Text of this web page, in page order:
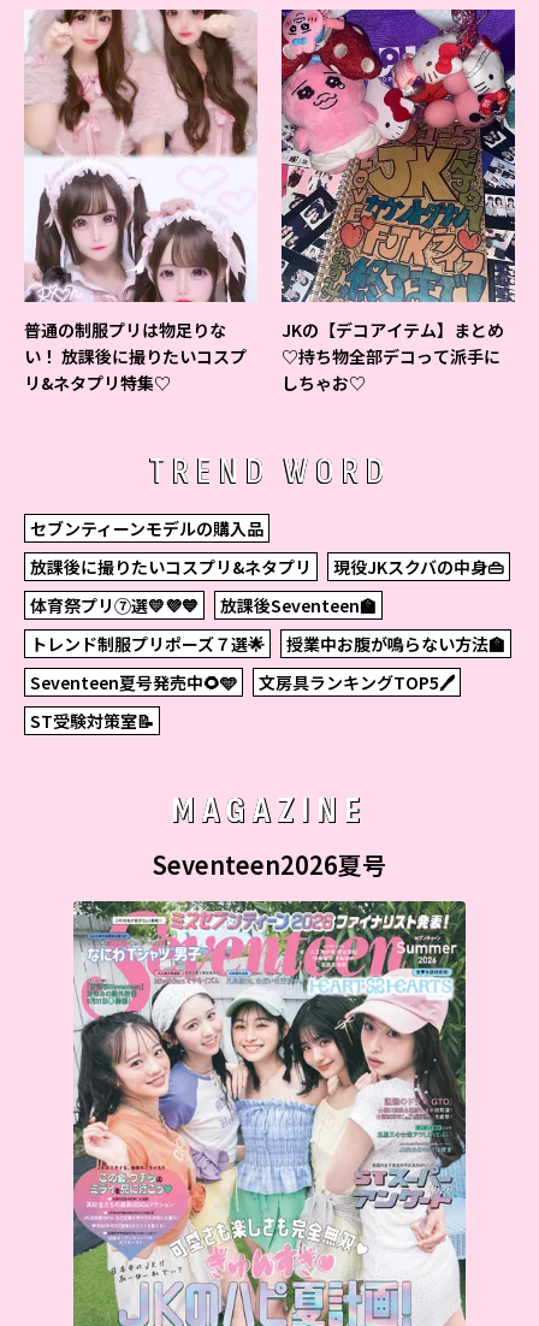
普通の制服プリは物足りな
い！ 放課後に撮りたいコスプ
リ&ネタプリ特集♡
JKの【デコアイテム】まとめ
♡持ち物全部デコって派手に
しちゃお♡
TREND WORD
セブンティーンモデルの購入品
放課後に撮りたいコスプリ&ネタプリ
現役JKスクバの中身👜
体育祭プリ⑦選💛💜💙
放課後Seventeen🏫
トレンド制服プリポーズ７選🌟
授業中お腹が鳴らない方法🏫
Seventeen夏号発売中🌻🩵
文房具ランキングTOP5🖊
ST受験対策室📝
MAGAZINE
Seventeen2026夏号